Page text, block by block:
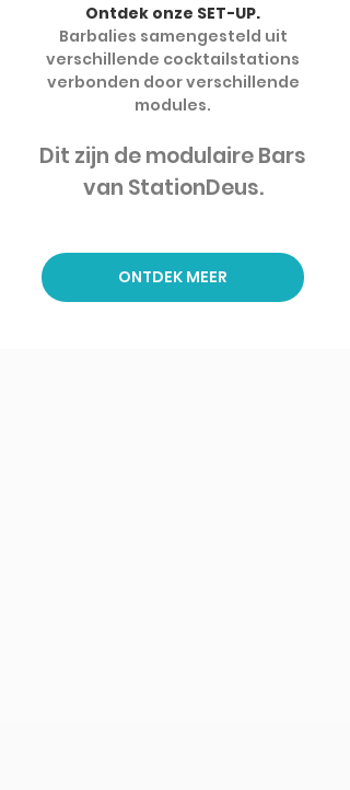
Ontdek onze SET-UP.
Barbalies samengesteld uit
verschillende cocktailstations
verbonden door verschillende
modules.
Dit zijn de modulaire Bars
van StationDeus.
ONTDEK MEER